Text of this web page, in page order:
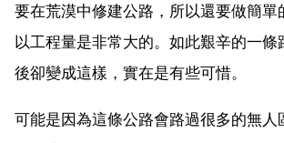
要在荒漠中修建公路，所以還要做簡單
以工程量是非常大的。如此艱辛的一條
後卻變成這樣，實在是有些可惜。
可能是因為這條公路會路過很多的無人